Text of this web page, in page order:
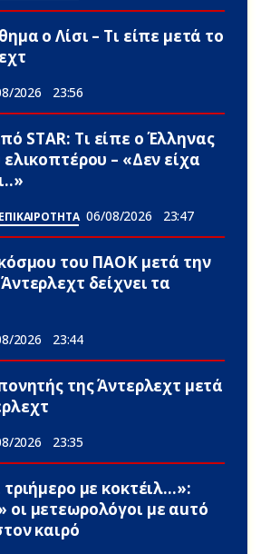
ο Λίσι – Τι είπε μετά το
2026 23:56
STAR: Τι είπε ο Έλληνας
ελικοπτέρου – «Δεν είχα
06/08/2026 23:47
του ΠΑΟΚ μετά την
δείχνει τα
2026 23:44
της Άντερλεχτ μετά
2026 23:35
με κοκτέιλ…»:
οι μετεωρολόγοι με αuτό
καιρό